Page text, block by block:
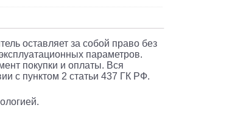
оставляет за собой право без
параметров.
покупки и оплаты. Вся
с пунктом 2 статьи 437 ГК РФ.